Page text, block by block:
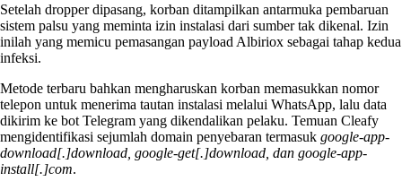
Setelah dropper dipasang, korban ditampilkan antarmuka pembaruan
sistem palsu yang meminta izin instalasi dari sumber tak dikenal. Izin
inilah yang memicu pemasangan payload Albiriox sebagai tahap kedua
infeksi.
Metode terbaru bahkan mengharuskan korban memasukkan nomor
telepon untuk menerima tautan instalasi melalui WhatsApp, lalu data
dikirim ke bot Telegram yang dikendalikan pelaku. Temuan Cleafy
mengidentifikasi sejumlah domain penyebaran termasuk google-app-
download[.]download, google-get[.]download, dan google-app-
install[.]com.